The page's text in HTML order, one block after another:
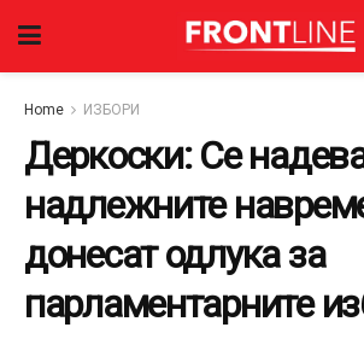
Home ИЗБОРИ
Деркоски: Се
надлежните
донесат одлука за
парламентарните